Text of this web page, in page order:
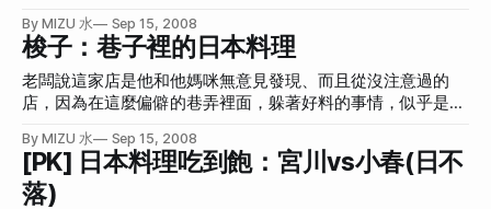
去(上次的食記在這)，但人事已非，這次是跟老闆去。 這是生
魚片特寫。 應該是鮭魚和旗魚吧？ 生牛肉，290元，很好
吃。 生牛肉特寫。 炸豆腐，好像是80元？ 算得上好吃，可是
我太愛豆腐，對豆腐要求稍高一點，至今覺得還是蝴蝶的「蟹
黃豆腐」比較好吃(食記在這邊：情人節的蝴蝶餐)。誠心建
議。 這是蝴蝶的蟹黃豆腐和特寫，真的好好吃，我現在又好
想吃。 所謂劇院料理，當然要有劇院。這天是在放某部電
影，你猜得出來嗎？
「中秋生魚片」吧！ 嘿嘿嘿嘿嘿！這是之前「發現永和有生
魚片專賣」這篇文章說的那家店買的，今天這些總共250元。
只是，下次一定要記得跟老闆拿生魚片醬啊！要不然，家裡也
應該隨時準備生魚片專用醬油，今天是用醬油膏，真的很破壞
點，但另一種魚(是鯛魚嗎？)不加醬倒是滿甜的噢！
By MIZU 水 Sep 15, 2008
梭子：巷子裡的日本料理
老闆說這家店是他和他媽咪無意見發現、而且從沒注意過的
店，因為在這麼偏僻的巷弄裡面，躲著好料的事情，似乎是不
他開店的事情。很明顯可以知道店家老闆和他老婆是真的因為
「興趣」和「熱情」在做的。有幾點小道消息。 首先，他說
微風廣場樓下超市的生魚片很棒。 然後，他說鮭魚子要從挪
By MIZU 水 Sep 15, 2008
[PK] 日本料理吃到飽：宮川vs小春(日不
落)